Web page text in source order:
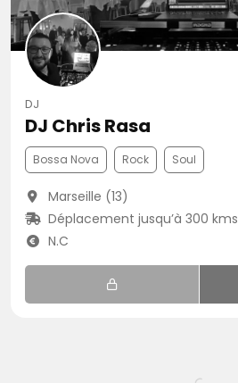
DJ
DJ Chris Rasa
Bossa Nova Rock Soul
Marseille (13)
Déplacement jusqu’à 300 kms
N.C